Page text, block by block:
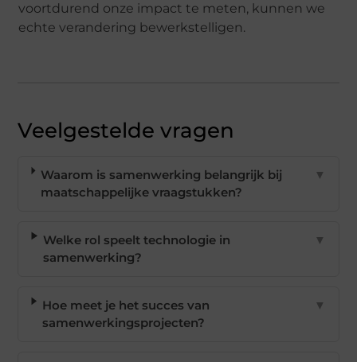
voortdurend onze impact te meten, kunnen we
echte verandering bewerkstelligen.
Veelgestelde vragen
Waarom is samenwerking belangrijk bij
maatschappelijke vraagstukken?
▼
Welke rol speelt technologie in
samenwerking?
▼
Hoe meet je het succes van
samenwerkingsprojecten?
▼